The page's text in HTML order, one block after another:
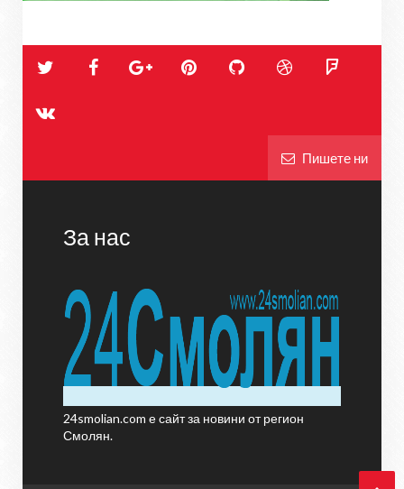
Пишете ни
За нас
24smolian.com е сайт за новини от регион
Смолян.